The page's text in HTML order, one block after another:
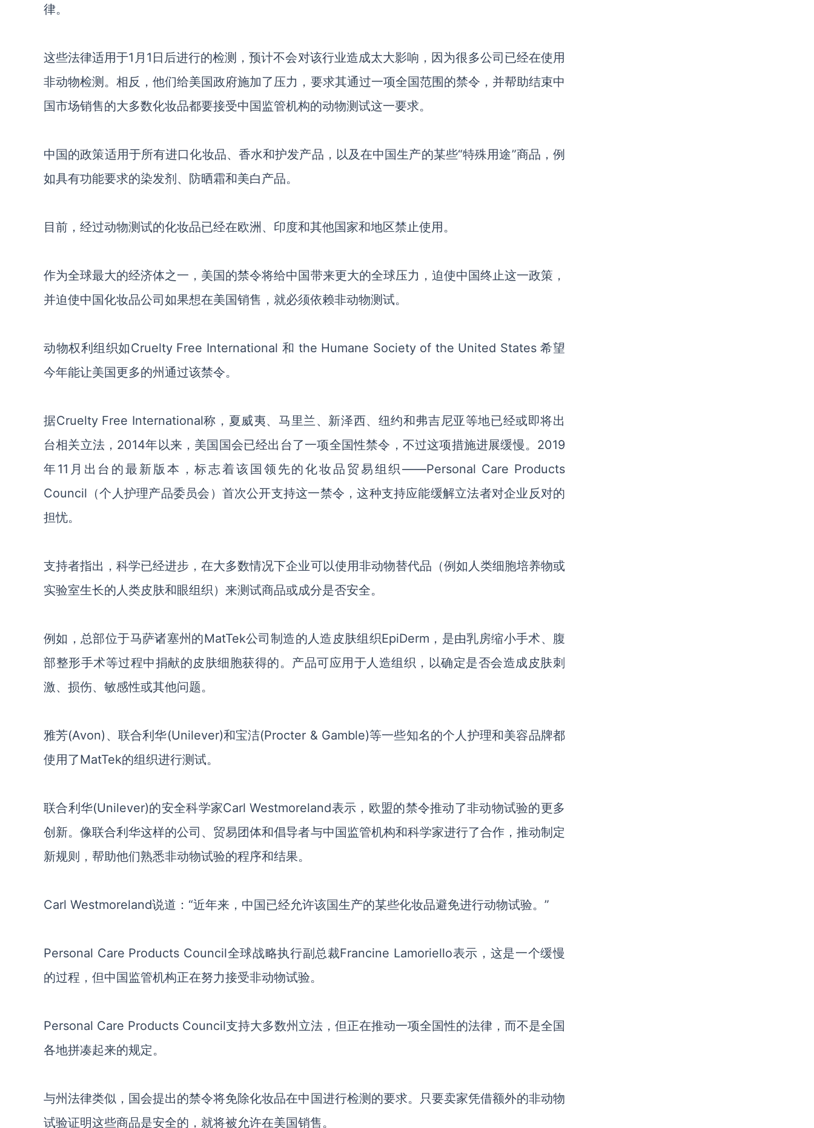
律。
这些法律适用于1月1日后进行的检测，预计不会对该行业造成太大影响，因为很多公司已经在使用
非动物检测。相反，他们给美国政府施加了压力，要求其通过一项全国范围的禁令，并帮助结束中
国市场销售的大多数化妆品都要接受中国监管机构的动物测试这一要求。
中国的政策适用于所有进口化妆品、香水和护发产品，以及在中国生产的某些“特殊用途”商品，例
如具有功能要求的染发剂、防晒霜和美白产品。
目前，经过动物测试的化妆品已经在欧洲、印度和其他国家和地区禁止使用。
作为全球最大的经济体之一，美国的禁令将给中国带来更大的全球压力，迫使中国终止这一政策，
并迫使中国化妆品公司如果想在美国销售，就必须依赖非动物测试。
动物权利组织如Cruelty Free International 和 the Humane Society of the United States 希望
今年能让美国更多的州通过该禁令。
据Cruelty Free International称，夏威夷、马里兰、新泽西、纽约和弗吉尼亚等地已经或即将出
台相关立法，2014年以来，美国国会已经出台了一项全国性禁令，不过这项措施进展缓慢。2019
年11月出台的最新版本，标志着该国领先的化妆品贸易组织——Personal Care Products
Council（个人护理产品委员会）首次公开支持这一禁令，这种支持应能缓解立法者对企业反对的
担忧。
支持者指出，科学已经进步，在大多数情况下企业可以使用非动物替代品（例如人类细胞培养物或
实验室生长的人类皮肤和眼组织）来测试商品或成分是否安全。
例如，总部位于马萨诸塞州的MatTek公司制造的人造皮肤组织EpiDerm，是由乳房缩小手术、腹
部整形手术等过程中捐献的皮肤细胞获得的。产品可应用于人造组织，以确定是否会造成皮肤刺
激、损伤、敏感性或其他问题。
雅芳(Avon)、联合利华(Unilever)和宝洁(Procter & Gamble)等一些知名的个人护理和美容品牌都
使用了MatTek的组织进行测试。
联合利华(Unilever)的安全科学家Carl Westmoreland表示，欧盟的禁令推动了非动物试验的更多
创新。像联合利华这样的公司、贸易团体和倡导者与中国监管机构和科学家进行了合作，推动制定
新规则，帮助他们熟悉非动物试验的程序和结果。
Carl Westmoreland说道：“近年来，中国已经允许该国生产的某些化妆品避免进行动物试验。”
Personal Care Products Council全球战略执行副总裁Francine Lamoriello表示，这是一个缓慢
的过程，但中国监管机构正在努力接受非动物试验。
Personal Care Products Council支持大多数州立法，但正在推动一项全国性的法律，而不是全国
各地拼凑起来的规定。
与州法律类似，国会提出的禁令将免除化妆品在中国进行检测的要求。只要卖家凭借额外的非动物
试验证明这些商品是安全的，就将被允许在美国销售。